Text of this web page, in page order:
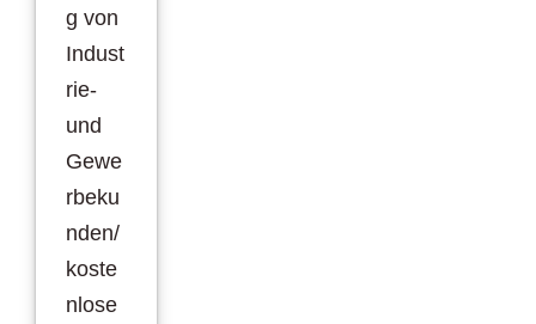
g von
Indust
rie-
und
Gewe
rbeku
nden/
koste
nlose